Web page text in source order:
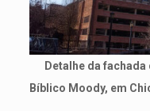
Detalhe da
Bíblico Moody, em